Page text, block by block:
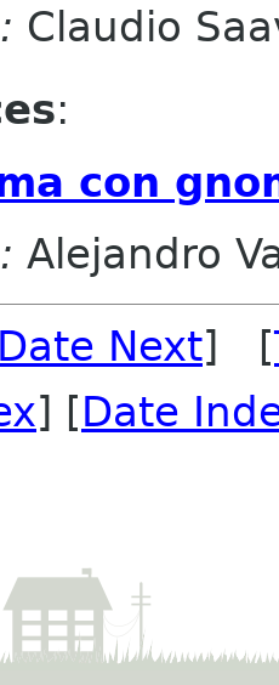
Claudio
:
con
Alejandro
Date Next] [
] [Date